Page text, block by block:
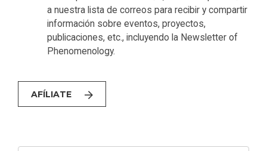
a nuestra lista de correos para recibir y compartir
información sobre eventos, proyectos,
publicaciones, etc., incluyendo la Newsletter of
Phenomenology.
AFÍLIATE